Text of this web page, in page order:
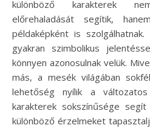
különböző karakterek
előrehaladását segítik,
példaképként is
gyakran szimbolikus
könnyen azonosulnak velük.
más, a mesék világában
lehetőség nyílik a
karakterek sokszínűsége
különböző érzelmeket